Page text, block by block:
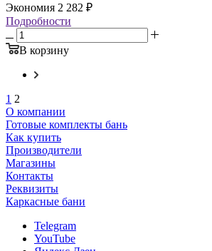
Экономия 2 282 ₽
Подробности
В корзину
1 2
О компании
Готовые комплекты бань
Как купить
Производители
Магазины
Контакты
Реквизиты
Каркасные бани
Telegram
YouTube